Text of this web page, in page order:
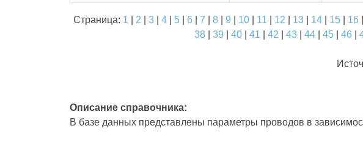
Страница: 1 2 3| 4| 5| 6 7 8| 9 10| 11 12 13| 14| 15| 16
38
39 40 41 42 43 44 45 46
Описание справочника:
В базе данных представлены параметры проводов в